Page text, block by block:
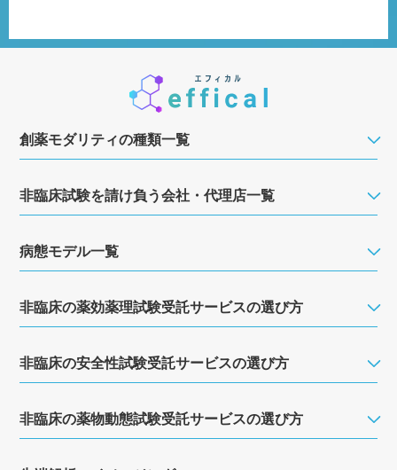
創薬モダリティの種類一覧
非臨床試験を請け負う会社・代理店一覧
病態モデル一覧
非臨床の薬効薬理試験受託サービスの選び方
非臨床の安全性試験受託サービスの選び方
非臨床の薬物動態試験受託サービスの選び方